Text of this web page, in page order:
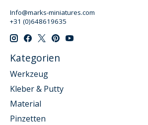
Info@marks-miniatures.com
+31 (0)648619635
Kategorien
Werkzeug
Kleber & Putty
Material
Pinzetten